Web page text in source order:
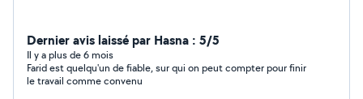
Dernier avis laissé par Hasna : 5/5
Il y a plus de 6 mois
Farid est quelqu'un de fiable, sur qui on peut compter pour finir
le travail comme convenu